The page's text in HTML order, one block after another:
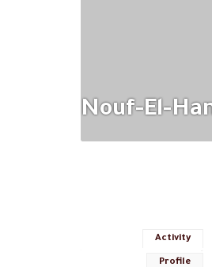
Activity
Profile